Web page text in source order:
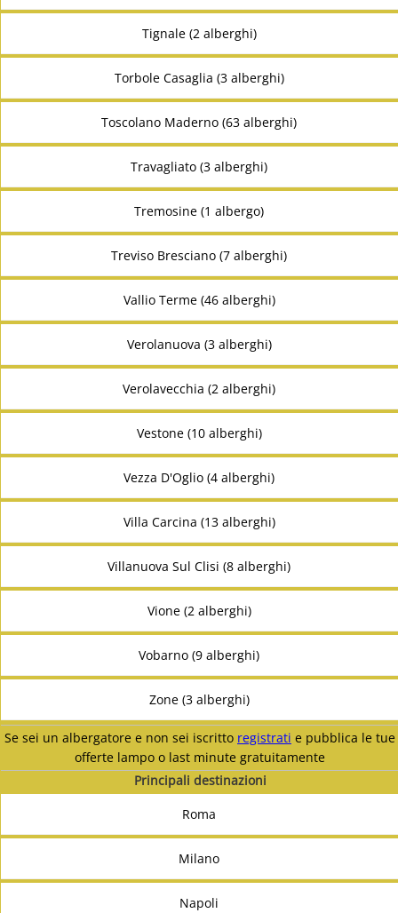
Tignale (2 alberghi)
Torbole Casaglia (3 alberghi)
Toscolano Maderno (63 alberghi)
Travagliato (3 alberghi)
Tremosine (1 albergo)
Treviso Bresciano (7 alberghi)
Vallio Terme (46 alberghi)
Verolanuova (3 alberghi)
Verolavecchia (2 alberghi)
Vestone (10 alberghi)
Vezza D'Oglio (4 alberghi)
Villa Carcina (13 alberghi)
Villanuova Sul Clisi (8 alberghi)
Vione (2 alberghi)
Vobarno (9 alberghi)
Zone (3 alberghi)
Se sei un albergatore e non sei iscritto registrati e pubblica le tue
offerte lampo o last minute gratuitamente
Principali destinazioni
Roma
Milano
Napoli